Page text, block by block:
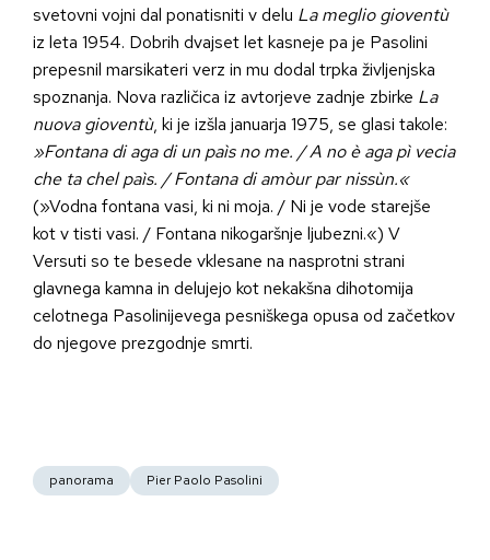
svetovni vojni dal ponatisniti v delu La meglio gioventù
iz leta 1954. Dobrih dvajset let kasneje pa je Pasolini
prepesnil marsikateri verz in mu dodal trpka življenjska
spoznanja. Nova različica iz avtorjeve zadnje zbirke La
nuova gioventù, ki je izšla januarja 1975, se glasi takole:
»Fontana di aga di un paìs no me. / A no è aga pì vecia
che ta chel paìs. / Fontana di amòur par nissùn.«
(»Vodna fontana vasi, ki ni moja. / Ni je vode starejše
kot v tisti vasi. / Fontana nikogaršnje ljubezni.«) V
Versuti so te besede vklesane na nasprotni strani
glavnega kamna in delujejo kot nekakšna dihotomija
celotnega Pasolinijevega pesniškega opusa od začetkov
do njegove prezgodnje smrti.
panorama Pier Paolo Pasolini